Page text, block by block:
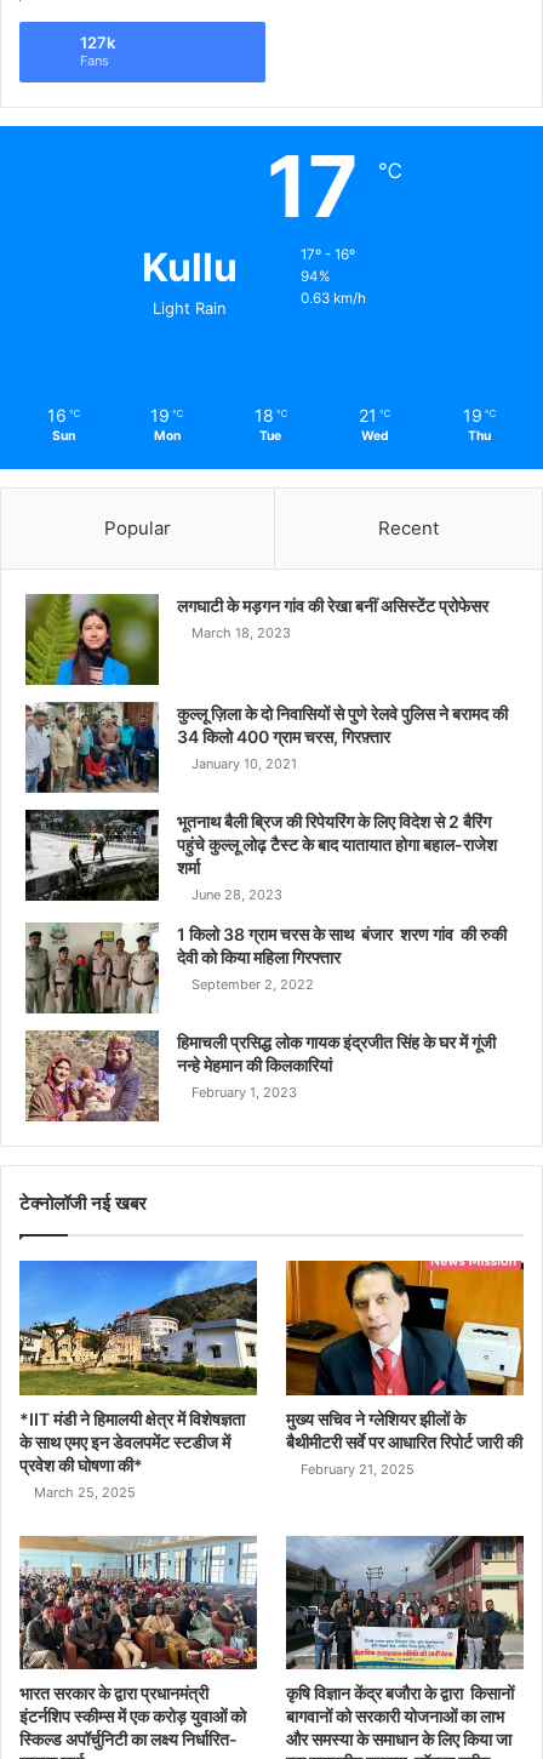
127k
Fans
Kullu
Light Rain
17 ℃
17º - 16º
94%
0.63 km/h
16 ℃
Sun
19 ℃
Mon
18 ℃
Tue
21 ℃
Wed
19 ℃
Thu
Popular Recent
लगघाटी के मड़गन गांव की रेखा बनीं असिस्टेंट प्रोफेसर
March 18, 2023
कुल्लू ज़िला के दो निवासियों से पुणे रेलवे पुलिस ने बरामद की
34 किलो 400 ग्राम चरस, गिरफ़्तार
January 10, 2021
भूतनाथ बैली ब्रिज की रिपेयरिंग के लिए विदेश से 2 बैरिंग
पहुंचे कुल्लू लोढ़ टैस्ट के बाद यातायात होगा बहाल-राजेश
शर्मा
June 28, 2023
1 किलो 38 ग्राम चरस के साथ बंजार शरण गांव की रुकी
देवी को किया महिला गिरफ्तार
September 2, 2022
हिमाचली प्रसिद्ध लोक गायक इंद्रजीत सिंह के घर में गूंजी
नन्हे मेहमान की किलकारियां
February 1, 2023
टेक्नोलॉजी नई खबर
*IIT मंडी ने हिमालयी क्षेत्र में विशेषज्ञता
के साथ एमए इन डेवलपमेंट स्टडीज में
प्रवेश की घोषणा की*
March 25, 2025
मुख्य सचिव ने ग्लेशियर झीलों के
बैथीमीटरी सर्वे पर आधारित रिपोर्ट जारी की
February 21, 2025
भारत सरकार के द्वारा प्रधानमंत्री
इंटर्नशिप स्कीम्स में एक करोड़ युवाओं को
स्किल्ड अपॉर्चुनिटी का लक्ष्य निर्धारित-
कृषि विज्ञान केंद्र बजौरा के द्वारा किसानों
बागवानों को सरकारी योजनाओं का लाभ
और समस्या के समाधान के लिए किया जा